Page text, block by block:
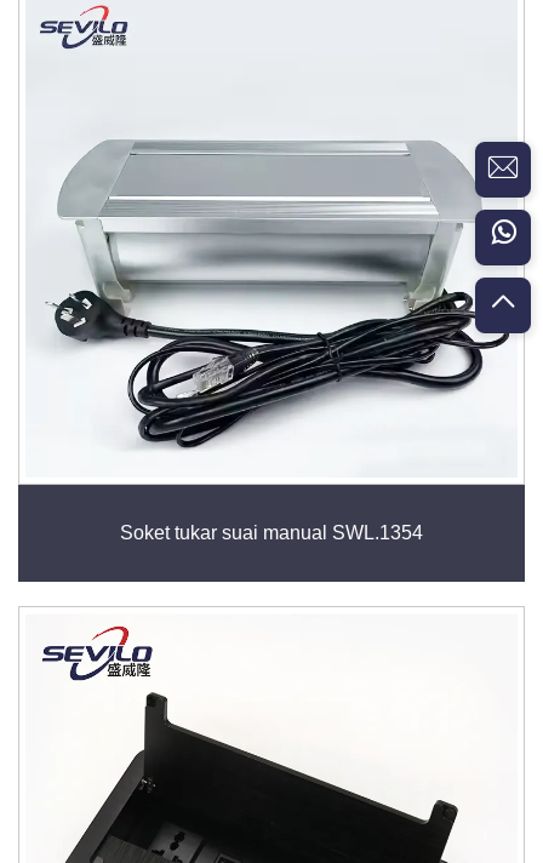
Soket tukar suai manual SWL.1354